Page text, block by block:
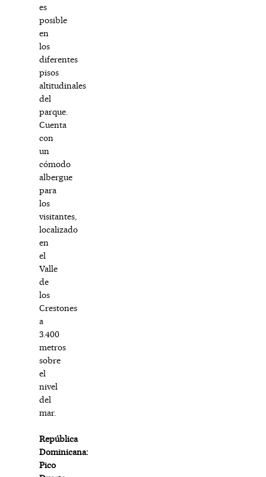
es
posible
en
los
diferentes
pisos
altitudinales
del
parque.
Cuenta
con
un
cómodo
albergue
para
los
visitantes,
localizado
en
el
Valle
de
los
Crestones
a
3.400
metros
sobre
el
nivel
del
mar.
República
Dominicana:
Pico